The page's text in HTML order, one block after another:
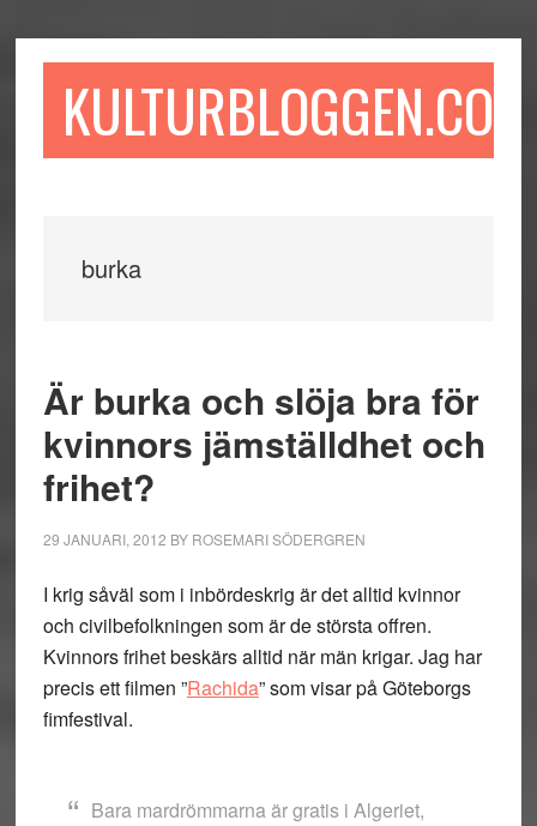
till
till
sidofältet
till
KULTURBLOGGEN.COM
burka
Är burka och slöja bra för
kvinnors jämställdhet och
frihet?
29 JANUARI, 2012 BY ROSEMARI SÖDERGREN
I krig såväl som i inbördeskrig är det alltid kvinnor
och civilbefolkningen som är de största offren.
Kvinnors frihet beskärs alltid när män krigar. Jag har
precis ett filmen ”Rachida” som visar på Göteborgs
fimfestival.
Bara mardrömmarna är gratis i Algeriet,